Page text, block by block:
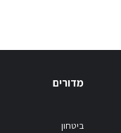
מדורים
ביטחון